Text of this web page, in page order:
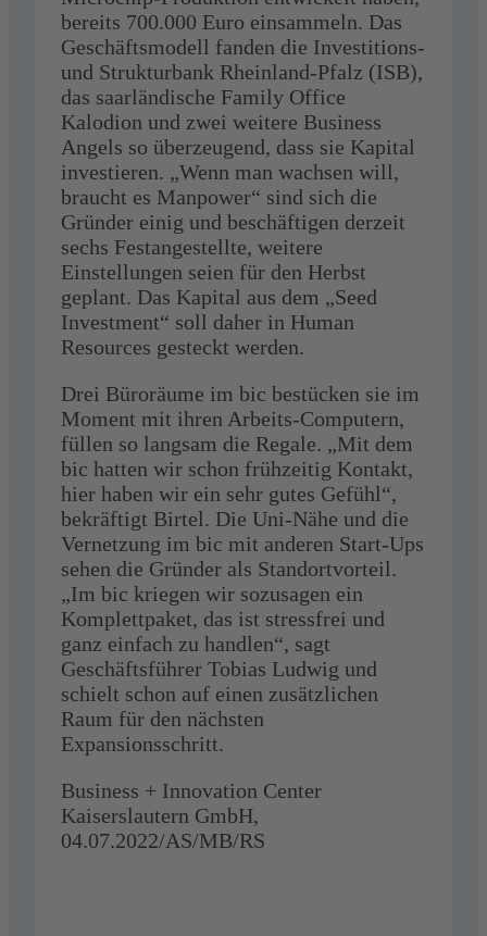
bereits 700.000 Euro einsammeln. Das
Geschäftsmodell fanden die Investitions-
und Strukturbank Rheinland-Pfalz (ISB),
das saarländische Family Office
Kalodion und zwei weitere Business
Angels so überzeugend, dass sie Kapital
investieren. „Wenn man wachsen will,
braucht es Manpower“ sind sich die
Gründer einig und beschäftigen derzeit
sechs Festangestellte, weitere
Einstellungen seien für den Herbst
geplant. Das Kapital aus dem „Seed
Investment“ soll daher in Human
Resources gesteckt werden.
Drei Büroräume im bic bestücken sie im
Moment mit ihren Arbeits-Computern,
füllen so langsam die Regale. „Mit dem
bic hatten wir schon frühzeitig Kontakt,
hier haben wir ein sehr gutes Gefühl“,
bekräftigt Birtel. Die Uni-Nähe und die
Vernetzung im bic mit anderen Start-Ups
sehen die Gründer als Standortvorteil.
„Im bic kriegen wir sozusagen ein
Komplettpaket, das ist stressfrei und
ganz einfach zu handlen“, sagt
Geschäftsführer Tobias Ludwig und
schielt schon auf einen zusätzlichen
Raum für den nächsten
Expansionsschritt.
Business + Innovation Center
Kaiserslautern GmbH,
04.07.2022/AS/MB/RS